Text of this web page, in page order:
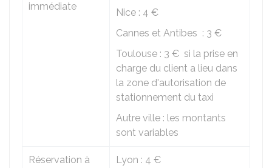
immédiate
Nice : 4 €
Cannes et Antibes : 3 €
Toulouse : 3 € si la prise en
charge du client a lieu dans
la zone d'autorisation de
stationnement du taxi
Autre ville : les montants
sont variables
Réservation à
Lyon : 4 €